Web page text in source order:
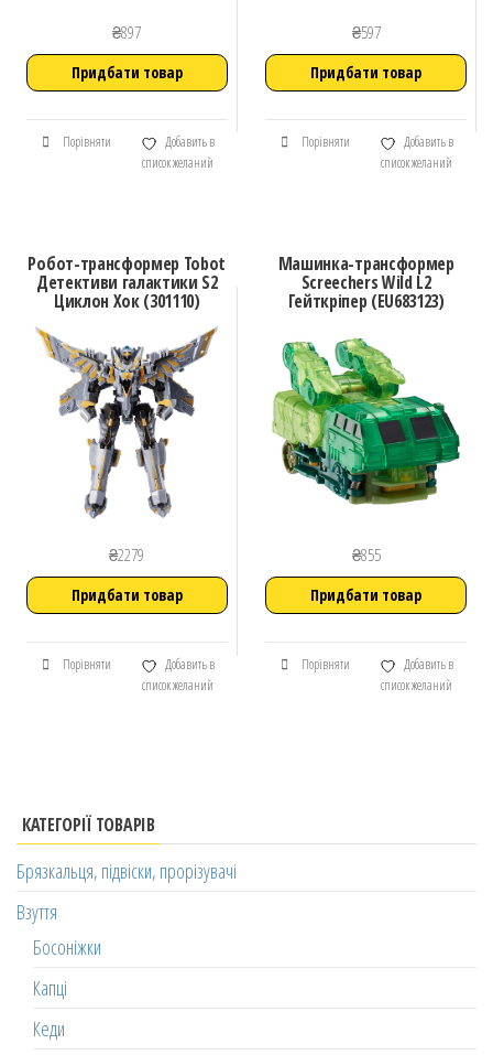
₴897
Придбати товар
Порівняти
Добавить в
список желаний
₴597
Придбати товар
Порівняти
Добавить в
список желаний
Робот-трансформер Tobot
Детективи галактики S2
Циклон Хок (301110)
₴2279
Придбати товар
Порівняти
Добавить в
список желаний
Машинка-трансформер
Screechers Wild L2
Гейткріпер (EU683123)
₴855
Придбати товар
Порівняти
Добавить в
список желаний
КАТЕГОРІЇ ТОВАРІВ
Брязкальця, підвіски, прорізувачі
Взуття
Босоніжки
Капці
Кеди